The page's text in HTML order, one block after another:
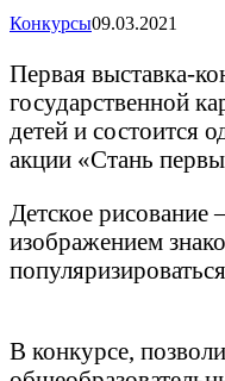
Конкурсы09.03.2021
Первая выставка-
государственной
детей и состоится
акции «Стань
Детское рисование
изображением
В конкурсе,